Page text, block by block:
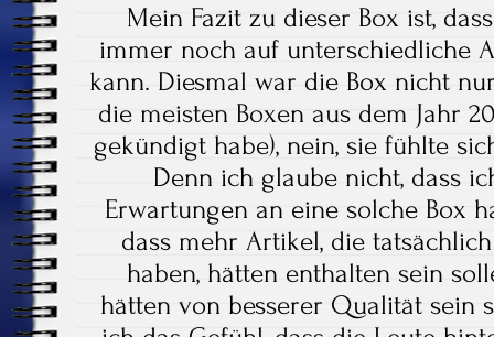
Mein Fazit zu dieser Box ist,
immer noch auf unterschiedliche
kann. Diesmal war die Box nicht
die meisten Boxen aus dem Jahr
gekündigt habe), nein, sie fühlte
Denn ich glaube nicht, dass
Erwartungen an eine solche Box
dass mehr Artikel, die
haben, hätten enthalten sein
hätten von besserer Qualität sein